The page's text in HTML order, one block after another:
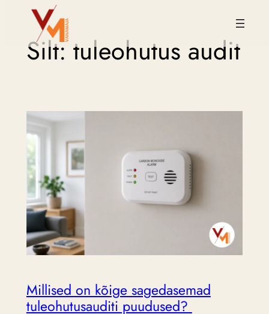
juurdeSilt:tuleohutus audit
Millised on kõige sagedasemad
tuleohutusauditi puudused?